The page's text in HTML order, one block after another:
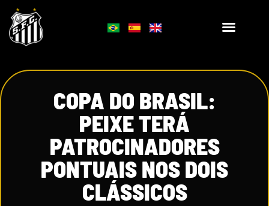
COPA DO BRASIL:
PEIXE TERÁ
PATROCINADORES
PONTUAIS NOS DOIS
CLÁSSICOS